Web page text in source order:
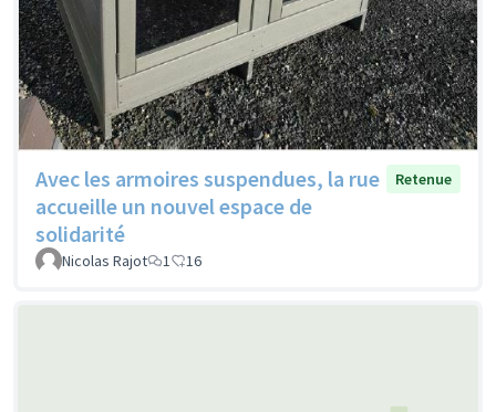
Avec les armoires suspendues, la rue
accueille un nouvel espace de
solidarité
Retenue
Nicolas Rajot 1 16